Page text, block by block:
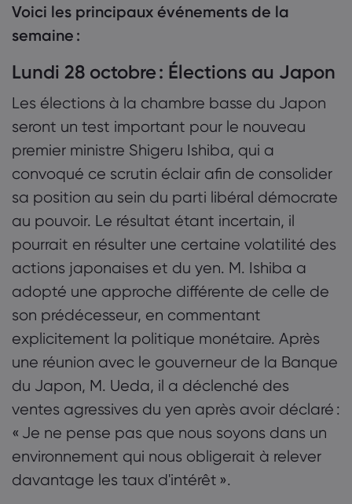
Voici les principaux événements de la
semaine :
Lundi 28 octobre : Élections au Japon
Les élections à la chambre basse du Japon
seront un test important pour le nouveau
premier ministre Shigeru Ishiba, qui a
convoqué ce scrutin éclair afin de consolider
sa position au sein du parti libéral démocrate
au pouvoir. Le résultat étant incertain, il
pourrait en résulter une certaine volatilité des
actions japonaises et du yen. M. Ishiba a
adopté une approche différente de celle de
son prédécesseur, en commentant
explicitement la politique monétaire. Après
une réunion avec le gouverneur de la Banque
du Japon, M. Ueda, il a déclenché des
ventes agressives du yen après avoir déclaré :
« Je ne pense pas que nous soyons dans un
environnement qui nous obligerait à relever
davantage les taux d'intérêt ».